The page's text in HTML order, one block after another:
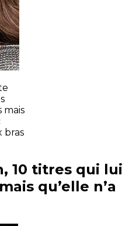
mais
bras
10 titres qui lui
qu’elle n’a